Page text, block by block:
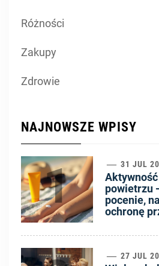
Różności
Zakupy
Zdrowie
NAJNOWSZE WPISY
1 31 JUL
powietrzu
pocenie,
ochronę
27 JUL